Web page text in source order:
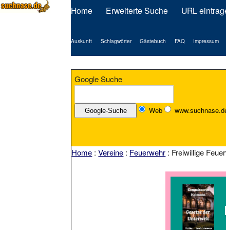
Home Erweiterte Suche URL
Auskunft Schlagwörter Gästebuch FAQ Impressum
Google Suche
Web
Home :Vereine : Feuerwehr : Freiwillige